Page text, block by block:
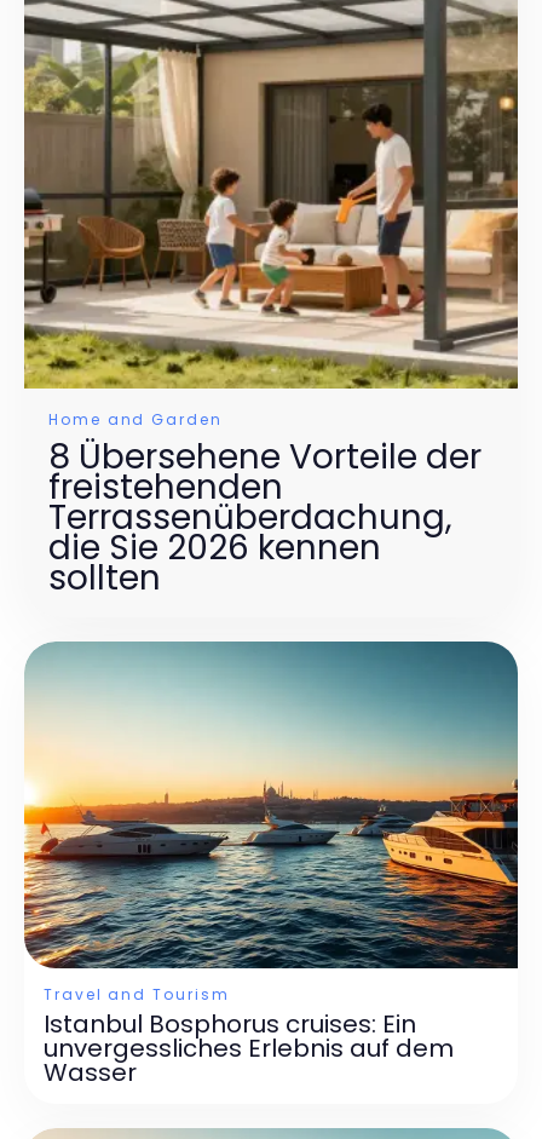
Home and Garden
8 Übersehene Vorteile der
freistehenden
Terrassenüberdachung,
die Sie 2026 kennen
sollten
Travel and Tourism
Istanbul Bosphorus cruises: Ein
unvergessliches Erlebnis auf dem
Wasser